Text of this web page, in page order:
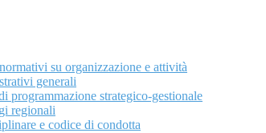
su organizzazione e attività
generali
programmazione strategico-gestionale
regionali
e codice di condotta